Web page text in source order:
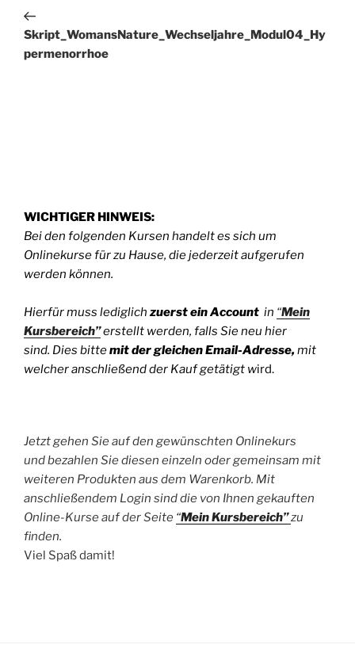
Beitrag
Skript_WomansNature_Wechseljahre_Modul04_Hy
permenorrhoe
WICHTIGER HINWEIS:
Bei den folgenden Kursen handelt es sich um
Onlinekurse für zu Hause, die jederzeit aufgerufen
werden können.
Hierfür muss lediglich zuerstein Account in “Mein
Kursbereich”erstellt werden, falls Sie neu hier
sind. Dies bittemit der gleichen Email-Adresse,mit
welcher anschließend der Kauf getätigt wird.
Jetzt gehen Sie auf den gewünschten Onlinekurs
und bezahlen Sie diesen einzeln oder gemeinsam mit
weiteren Produkten aus dem Warenkorb. Mit
anschließendem Login sind die von Ihnen gekauften
Online-Kurse auf der Seite “Mein Kursbereich”zu
finden.
Viel Spaß damit!